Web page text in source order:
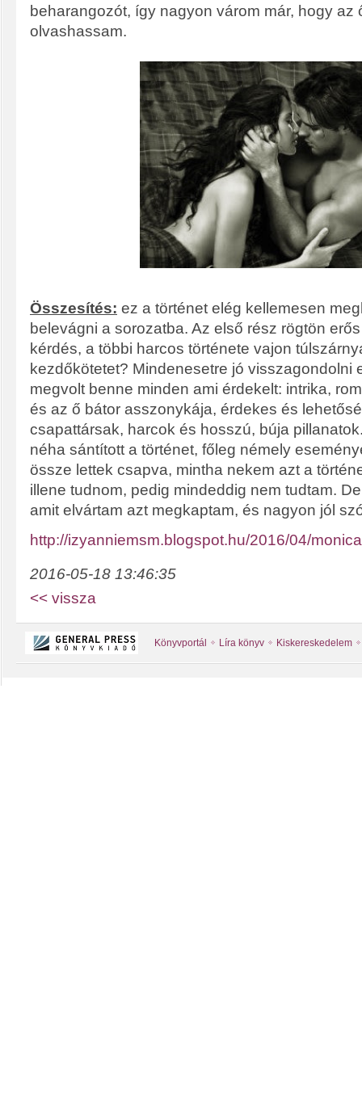
beharangozót, így nagyon várom már, hogy az
olvashassam.
Összesítés: ez a történet elég kellemesen
belevágni a sorozatba. Az első rész rögtön
kérdés, a többi harcos története vajon
kezdőkötetet? Mindenesetre jó visszagondolni
megvolt benne minden ami érdekelt: intrika,
és az ő bátor asszonykája, érdekes és
csapattársak, harcok és hosszú, búja
néha sántított a történet, főleg némely
össze lettek csapva, mintha nekem azt a
illene tudnom, pedig mindeddig nem tudtam.
amit elvártam azt megkaptam, és nagyon jól
http://izyanniemsm.blogspot.hu/2016/04/
2016-05-18 13:46:35
<< vissza
Könyvportál Líra könyv Kiskereskedelem